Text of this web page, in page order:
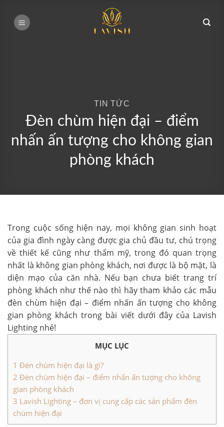
TIN TỨC
Đèn chùm hiện đại – điểm
nhấn ấn tượng cho không gian
phòng khách
Trong cuộc sống hiện nay, mọi không gian sinh hoạt
của gia đình ngày càng được gia chủ đầu tư, chú trọng
về thiết kế cũng như thẩm mỹ, trong đó quan trọng
nhất là không gian phòng khách, nơi được là bộ mặt, là
diện mạo của căn nhà. Nếu bạn chưa biết trang trí
phòng khách như thế nào thì hãy tham khảo các mẫu
đèn chùm hiện đại – điểm nhấn ấn tượng cho không
gian phòng khách trong bài viết dưới đây của Lavish
Lighting nhé!
MỤC LỤC
1 Đèn chùm hiện đại là gì?
2 Đèn chùm hiện đại – điểm nhấn ấn tượng cho không
gian phòng khách
3 Lavish Lighting – đơn vị cung cấp các sản phẩm đèn
chùm hiện đại